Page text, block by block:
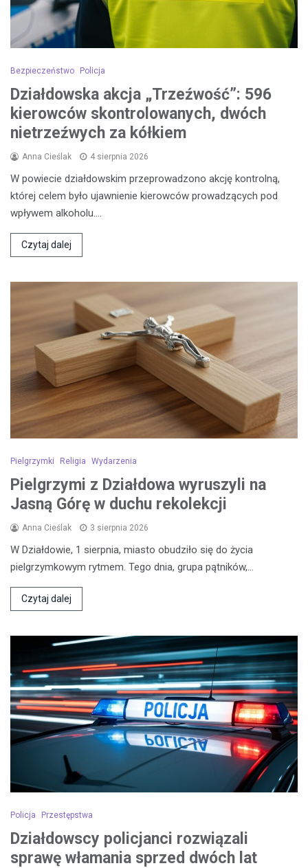
Bezpieczeństwo Policja
Działdowska akcja „Trzeźwość”: 596
kierowców skontrolowanych, dwóch
nietrzeźwych za kółkiem
Anna Cieślak 4 sierpnia 2026
W powiecie działdowskim przeprowadzono akcję kontrolną,
której celem było ujawnienie kierowców prowadzących pod
wpływem alkoholu.…
Czytaj dalej
Pielgrzymki Religia Wydarzenia
Pielgrzymi z Działdowa wyruszyli na
Jasną Górę w duchu rekolekcji
Anna Cieślak 3 sierpnia 2026
W Działdowie, 1 sierpnia, miasto obudziło się do życia
pielgrzymkowym rytmem. Tego dnia, grupa pątników,…
Czytaj dalej
Policja Przestępstwa
Działdowscy policjanci rozwiązali
sprawę włamania sprzed dwóch lat